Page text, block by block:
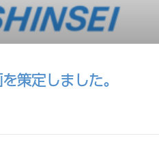
策定しました。